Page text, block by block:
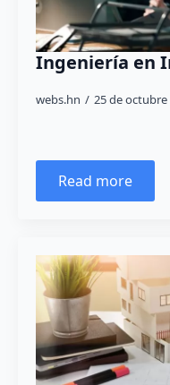
Ingeniería en
webs.hn 25 de octubre
Read more